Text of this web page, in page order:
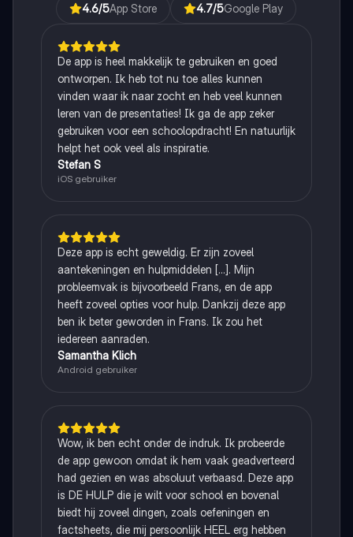
4.6/5App Store 4.7/5Google Play
De app is heel makkelijk te gebruiken en goed
ontworpen. Ik heb tot nu toe alles kunnen
vinden waar ik naar zocht en heb veel kunnen
leren van de presentaties! Ik ga de app zeker
gebruiken voor een schoolopdracht! En natuurlijk
helpt het ook veel als inspiratie.
Stefan S
iOS gebruiker
Deze app is echt geweldig. Er zijn zoveel
aantekeningen en hulpmiddelen [...]. Mijn
probleemvak is bijvoorbeeld Frans, en de app
heeft zoveel opties voor hulp. Dankzij deze app
ben ik beter geworden in Frans. Ik zou het
iedereen aanraden.
Samantha Klich
Android gebruiker
Wow, ik ben echt onder de indruk. Ik probeerde
de app gewoon omdat ik hem vaak geadverteerd
had gezien en was absoluut verbaasd. Deze app
is DE HULP die je wilt voor school en bovenal
biedt hij zoveel dingen, zoals oefeningen en
factsheets, die mij persoonlijk HEEL erg hebben